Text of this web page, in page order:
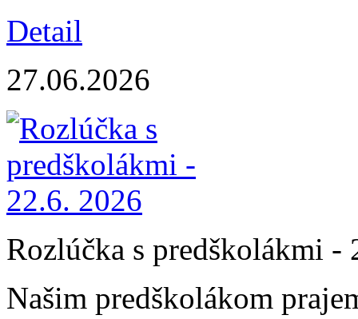
Detail
27.06.2026
Rozlúčka s predškolákmi -
Našim predškolákom